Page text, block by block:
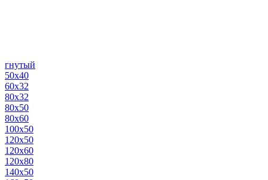
гнутый
50х40
60х32
80х32
80х50
80х60
100х50
120х50
120х60
120х80
140х50